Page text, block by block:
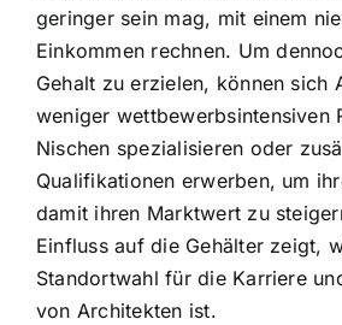
geringer sein mag, mit einem
Einkommen rechnen. Um
Gehalt zu erzielen, können sich
weniger wettbewerbsintensiven
Nischen spezialisieren oder
Qualifikationen erwerben, um
damit ihren Marktwert zu
Einfluss auf die Gehälter zeigt,
Standortwahl für die Karriere
von Architekten ist.